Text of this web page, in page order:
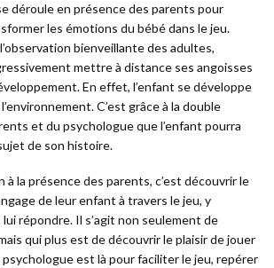
déroule en présence des parents pour
les émotions du bébé dans le jeu.
bienveillante des adultes,
mettre à distance ses angoisses
En effet, l’enfant se développe
C’est grâce à la double
et du psychologue que l’enfant pourra
de son histoire.
à la présence des parents, c’est découvrir le
de leur enfant à travers le jeu, y
répondre. Il s’agit non seulement de
qui plus est de découvrir le plaisir de jouer
est là pour faciliter le jeu, repérer